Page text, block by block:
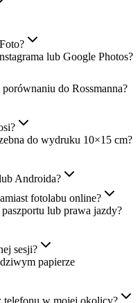
lub Google Photos?
do Rossmanna?
do wydruku 10×15 cm?
Androida?
fotolabu online?
lub prawa jazdy?
sesji?
papierze
telefonu w mojej okolicy?